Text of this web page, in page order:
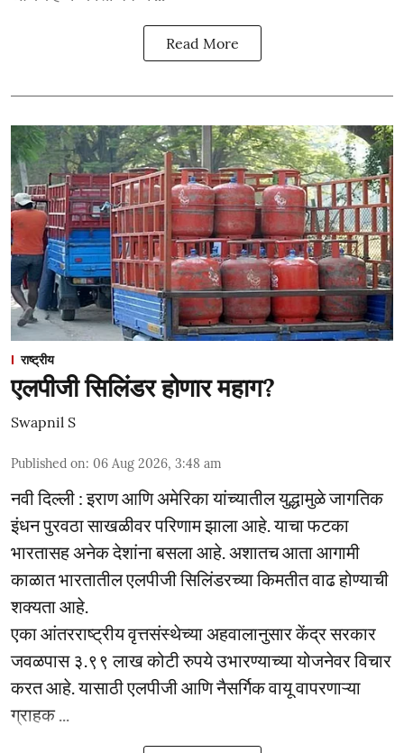
Read More
राष्ट्रीय
एलपीजी सिलिंडर होणार महाग?
Swapnil S
Published on: 06 Aug 2026, 3:48 am
नवी दिल्ली : इराण आणि अमेरिका यांच्यातील युद्धामुळे जागतिक
इंधन पुरवठा साखळीवर परिणाम झाला आहे. याचा फटका
भारतासह अनेक देशांना बसला आहे. अशातच आता आगामी
काळात भारतातील एलपीजी सिलिंडरच्या किमतीत वाढ होण्याची
शक्यता आहे.
एका आंतरराष्ट्रीय वृत्तसंस्थेच्या अहवालानुसार केंद्र सरकार
जवळपास ३.९९ लाख कोटी रुपये उभारण्याच्या योजनेवर विचार
करत आहे. यासाठी एलपीजी आणि नैसर्गिक वायू वापरणाऱ्या
ग्राहक ...